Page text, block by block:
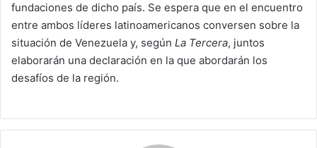
fundaciones de dicho país. Se espera que en el encuentro
entre ambos líderes latinoamericanos conversen sobre la
situación de Venezuela y, según La Tercera, juntos
elaborarán una declaración en la que abordarán los
desafíos de la región.